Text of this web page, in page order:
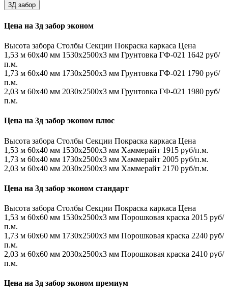
3Д забор
Цена на 3д забор эконом
Высота забора Столбы Секции Покраска каркаса Цена
1,53 м 60х40 мм 1530x2500x3 мм Грунтовка ГФ-021 1642 руб/
п.м.
1,73 м 60х40 мм 1730x2500x3 мм Грунтовка ГФ-021 1790 руб/
п.м.
2,03 м 60х40 мм 2030x2500x3 мм Грунтовка ГФ-021 1980 руб/
п.м.
Цена на 3д забор эконом плюс
Высота забора Столбы Секции Покраска каркаса Цена
1,53 м 60х40 мм 1530x2500x3 мм Хаммерайт 1915 руб/п.м.
1,73 м 60х40 мм 1730x2500x3 мм Хаммерайт 2005 руб/п.м.
2,03 м 60х40 мм 2030x2500x3 мм Хаммерайт 2170 руб/п.м.
Цена на 3д забор эконом стандарт
Высота забора Столбы Секции Покраска каркаса Цена
1,53 м 60х60 мм 1530x2500x3 мм Порошковая краска 2015 руб/
п.м.
1,73 м 60х60 мм 1730x2500x3 мм Порошковая краска 2240 руб/
п.м.
2,03 м 60х60 мм 2030x2500x3 мм Порошковая краска 2410 руб/
п.м.
Цена на 3д забор эконом премиум